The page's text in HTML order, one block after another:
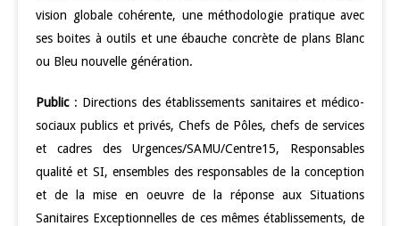
vision globale cohérente, une méthodologie pratique avec
ses boites à outils et une ébauche concrète de plans Blanc
ou Bleu nouvelle génération.
Public: Directions des établissements sanitaires et médico-
sociaux publics et privés, Chefs de Pôles, chefs de services
et cadres des Urgences/SAMU/Centre15, Responsables
qualité et SI, ensembles des responsables de la conception
et de la mise en oeuvre de la réponse aux Situations
Sanitaires Exceptionnelles de ces mêmes établissements, de